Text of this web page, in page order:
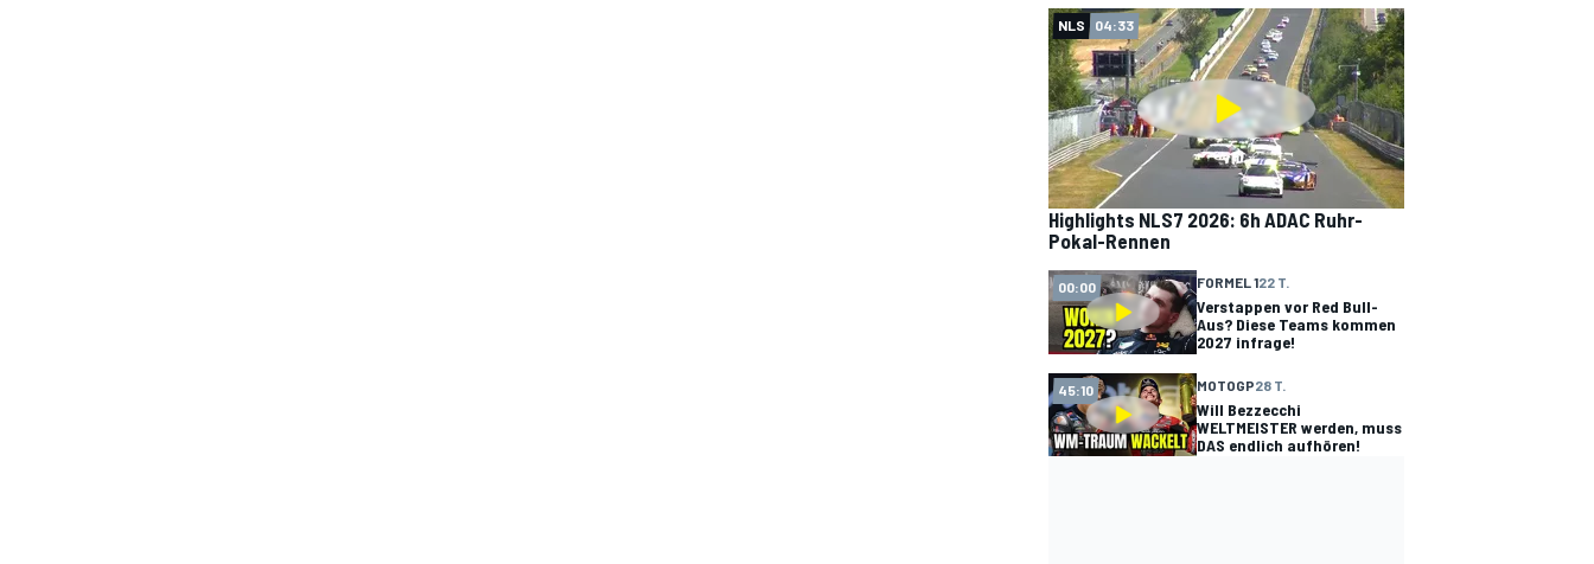
NLS 04:33
Highlights NLS7 2026: 6h ADAC Ruhr-
Pokal-Rennen
00:00 FORMEL 122 T.
Verstappen vor Red Bull-
Aus? Diese Teams kommen
2027 infrage!
45:10 MOTOGP28 T.
Will Bezzecchi
WELTMEISTER werden, muss
DAS endlich aufhören!